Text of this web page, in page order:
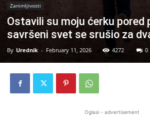
Zanimljivosti
Ostavili su moju ćerku pored
savršeni svet se srušio za
By Urednik - February 11, 2026 4272 0
Oglasi - advertisement